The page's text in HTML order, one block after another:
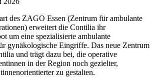
des ZAGO Essen (Zentrum für ambulante
erweitert die Contilia ihr
um eine spezialisierte ambulante
gynäkologische Eingriffe. Das neue Zentrum
und trägt dazu bei, die operative
in der Region noch gezielter,
zu gestalten.